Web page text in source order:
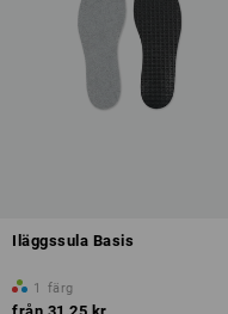
Iläggssula Basis
1 färg